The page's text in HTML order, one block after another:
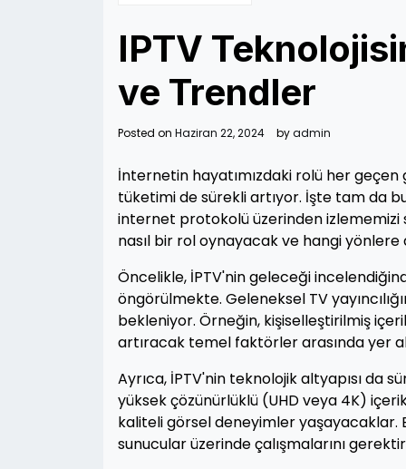
IPTV
ve Trendler
Posted on Haziran 22, 2024 byadmin
İnternetin hayatımızdaki rolü her
tüketimi de sürekli artıyor. İşte tam da bu
internet protokolü üzerinden izlememizi
nasıl bir rol oynayacak ve hangi
Öncelikle, İPTV'nin geleceği
öngörülmekte. Geleneksel TV
bekleniyor. Örneğin, kişiselleştirilmiş
artıracak temel faktörler arasında yer
Ayrıca, İPTV'nin teknolojik altyapısı da
yüksek çözünürlüklü (UHD veya 4K)
kaliteli görsel deneyimler yaşayacaklar.
sunucular üzerinde çalışmalarını